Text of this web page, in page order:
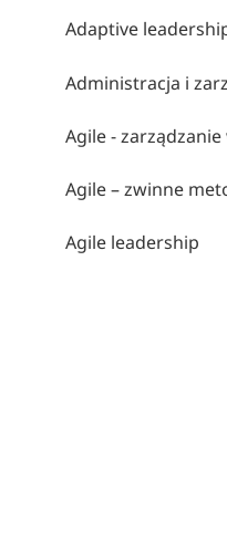
Adaptive
Agile -
Agile – zwinne
Agile leadership